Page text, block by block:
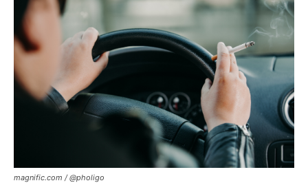
magnific.com / @pholigo